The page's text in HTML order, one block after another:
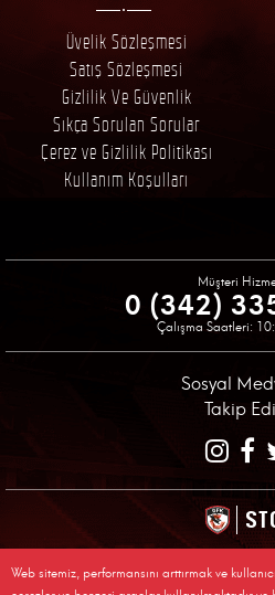
Üyelik Sözleşmesi
Satış Sözleşmesi
Gizlilik Ve Güvenlik
Sıkça Sorulan Sorular
Çerez ve Gizlilik Politikası
Kullanım Koşulları
Müşteri
0 (342)
Çalışma Saatleri:
Sosyal
Takip
Tüm Sakları Saklıdır,
Web sitemiz, performansını arttırmak ve